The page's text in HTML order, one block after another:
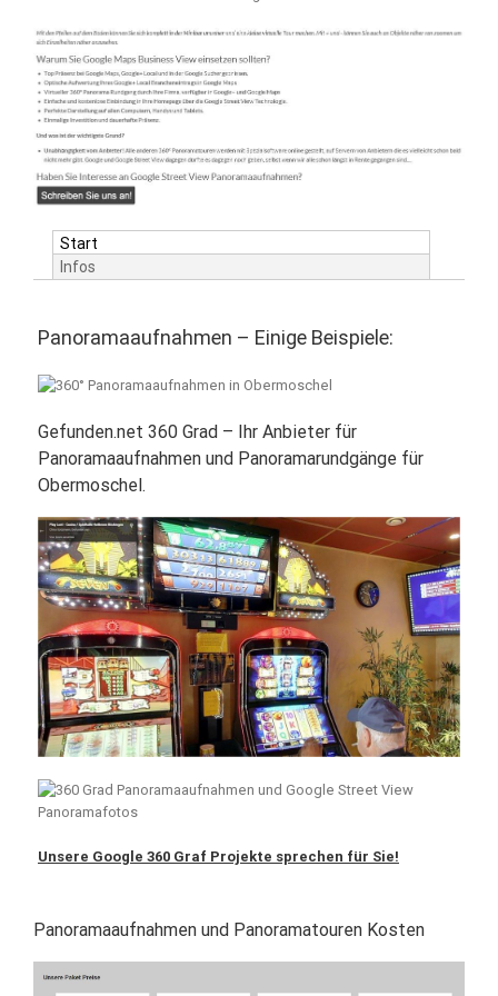
Start
Infos
Panoramaaufnahmen – Einige Beispiele:
Gefunden.net 360 Grad – Ihr Anbieter für
Panoramaaufnahmen und Panoramarundgänge für
Obermoschel.
Unsere Google 360 Graf Projekte sprechen für Sie!
Panoramaaufnahmen und Panoramatouren Kosten